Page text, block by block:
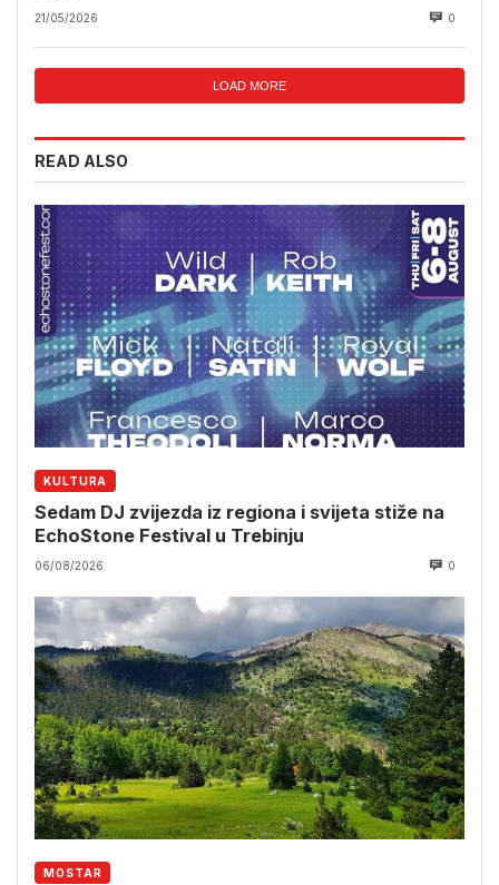
21/05/2026 0
LOAD MORE
READ ALSO
KULTURA
Sedam DJ zvijezda iz regiona i svijeta stiže na
EchoStone Festival u Trebinju
06/08/2026 0
MOSTAR